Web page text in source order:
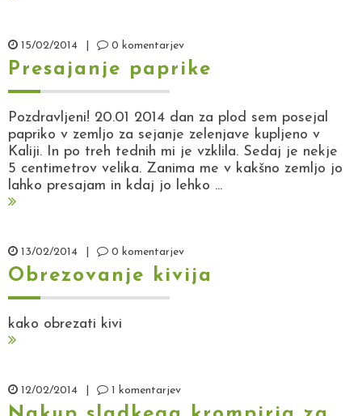
15/02/2014 0 komentarjev
Presajanje paprike
Pozdravljeni! 20.01 2014 dan za plod sem posejal
papriko v zemljo za sejanje zelenjave kupljeno v
Kaliji. In po treh tednih mi je vzklila. Sedaj je nekje
5 centimetrov velika. Zanima me v kakšno zemljo jo
lahko presajam in kdaj jo lehko ...
13/02/2014 0 komentarjev
Obrezovanje kivija
kako obrezati kivi
12/02/2014 1 komentarjev